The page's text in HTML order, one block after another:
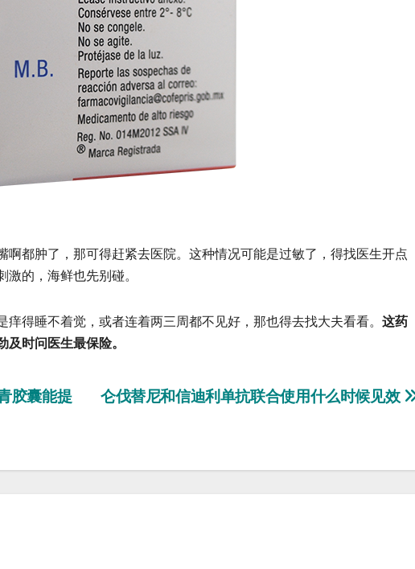
都肿了，那可得赶紧去医院。这种情况可能是过敏了，得找医生开点
的，海鲜也先别碰。
睡不着觉，或者连着两三周都不见好，那也得去找大夫看看。 这药
时问医生最保险。
仑伐替尼和信迪利单抗联合使用什么时候见效
胶囊能提